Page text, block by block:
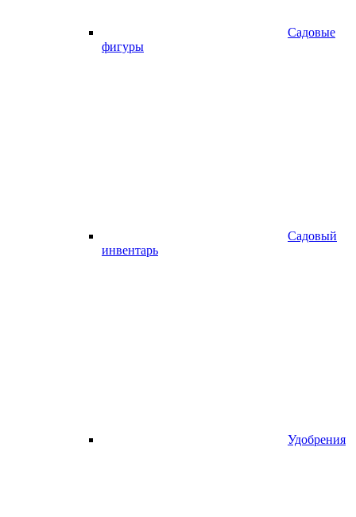
Садовые
фигуры
Садовый
инвентарь
Удобрения